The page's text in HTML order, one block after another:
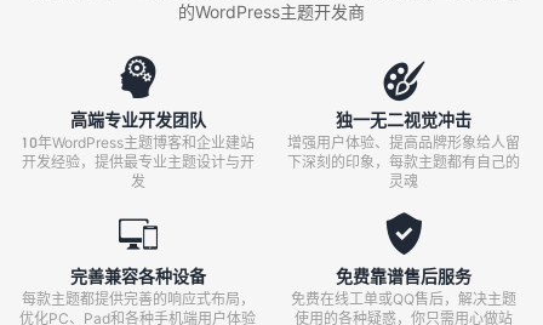
的WordPress主题开发商

高端专业开发团队
10年WordPress主题博客和企业建站
开发经验，提供最专业主题设计与开
发

独一无二视觉冲击
增强用户体验、提高品牌形象给人留
下深刻的印象，每款主题都有自己的
灵魂

完善兼容各种设备
每款主题都提供完善的响应式布局，
优化PC、Pad和各种手机端用户体验

免费靠谱售后服务
免费在线工单或QQ售后，解决主题
使用的各种疑惑，你只需用心做站